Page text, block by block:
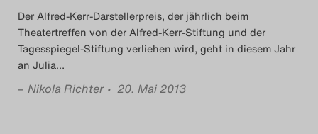
Der Alfred-Kerr-Darstellerpreis, der jährlich beim
Theatertreffen von der Alfred-Kerr-Stiftung und der
Tagesspiegel-Stiftung verliehen wird, geht in diesem Jahr
an Julia…
– Nikola Richter • 20. Mai 2013